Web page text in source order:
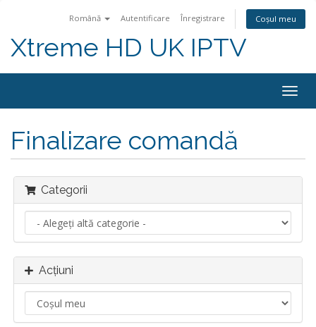
Română Autentificare Înregistrare Coșul meu
Xtreme HD UK IPTV
Finalizare comandă
Categorii
Acțiuni